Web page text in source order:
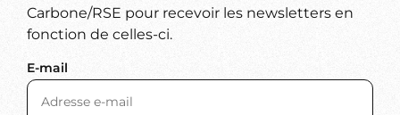
Carbone/RSE pour recevoir les newsletters en
fonction de celles-ci.
E-mail